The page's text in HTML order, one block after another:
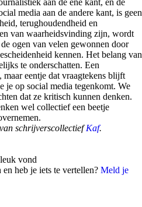
aan de ene kant, en de
media aan de andere kant, is geen
terughoudendheid en
van waarheidsvinding zijn, wordt
ogen van velen gewonnen door
kennen. Het belang van
te onderschatten. Een
eentje dat vraagtekens blijft
je op social media tegenkomt. We
dat ze kritisch kunnen denken.
wel collectief een beetje
van schrijverscollectiefKaf.
vond
heb je iets te vertellen? Meld je